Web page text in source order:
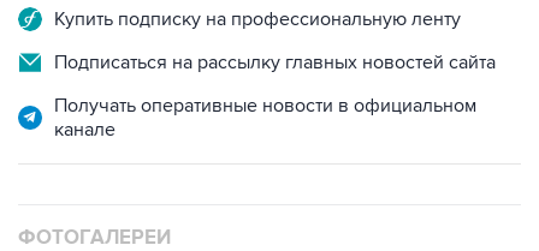
Купить подписку на профессиональную ленту
Подписаться на рассылку главных новостей сайта
Получать оперативные новости в официальном
канале
ФОТОГАЛЕРЕИ